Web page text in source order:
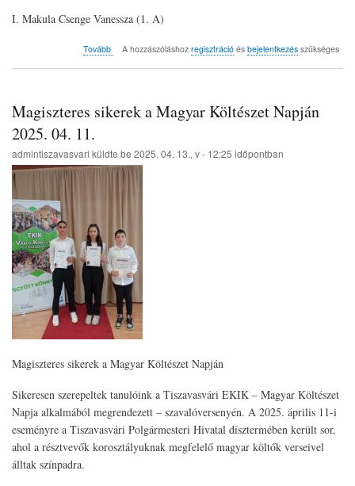
I. Makula Csenge Vanessza (1. A)
Tovább
(Az
Magiszter
2025.
04.
A hozzászóláshoz regisztrációés bejelentkezésszükséges
Magiszteres sikerek a Magyar Költészet Napján
2025. 04. 11.
admintiszavasvari küldte be 2025. 04. 13., v - 12:25 időpontban
Magiszteres sikerek a Magyar Költészet Napján
Sikeresen szerepeltek tanulóink a Tiszavasvári EKIK – Magyar Költészet
Napja alkalmából megrendezett – szavalóversenyén. A 2025. április 11-i
eseményre a Tiszavasvári Polgármesteri Hivatal dísztermében került sor,
ahol a résztvevők korosztályuknak megfelelő magyar költők verseivel
álltak színpadra.